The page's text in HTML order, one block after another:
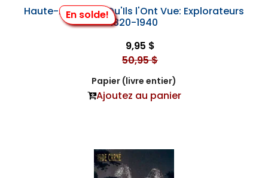
En solde!
Haute-Asie Telle Qu'Ils l'Ont Vue: Explorateurs
1820-1940
9,95 $
50,95 $
Papier (livre entier)
Ajoutez au panier